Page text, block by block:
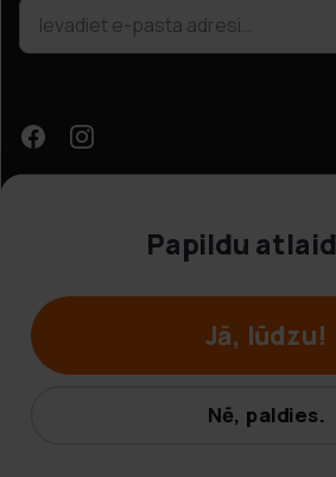
© Hobbybox 2025
Papildu
Jā, lūdzu!
Nē, paldies.